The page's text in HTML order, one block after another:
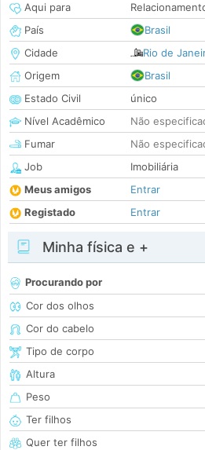
Aqui para
País
Brasil
Cidade
Rio de
Origem
Brasil
Estado Civil
único
Nível Acadêmico
Não
Fumar
Não
Job
Imobiliária
Meus amigos
Entrar
Registado
Entrar
Minha física e +
Procurando por
Cor dos olhos
Cor do cabelo
Tipo de corpo
Altura
Peso
Ter filhos
Quer ter filhos